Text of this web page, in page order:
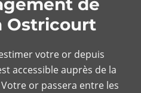
de
Ostricourt
votre or depuis
accessible auprès de la
or passera entre les